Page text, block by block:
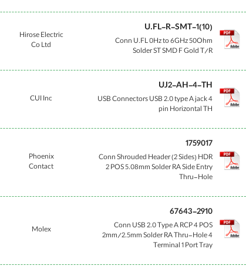
(U.FL-R-SMT-1(10
Conn U.FL 0Hz to 6GHz 50Ohm
Solder ST SMD F Gold T/R
Hirose Electric
Co Ltd
UJ2-AH-4-TH
USB Connectors USB 2.0 type A jack 4
pin Horizontal TH
CUI Inc
1759017
Conn Shrouded Header (2 Sides) HDR
2 POS 5.08mm Solder RA Side Entry
Thru-Hole
Phoenix
Contact
67643-2910
Conn USB 2.0 Type A RCP 4 POS
2mm/2.5mm Solder RA Thru-Hole 4
Terminal 1 Port Tray
Molex